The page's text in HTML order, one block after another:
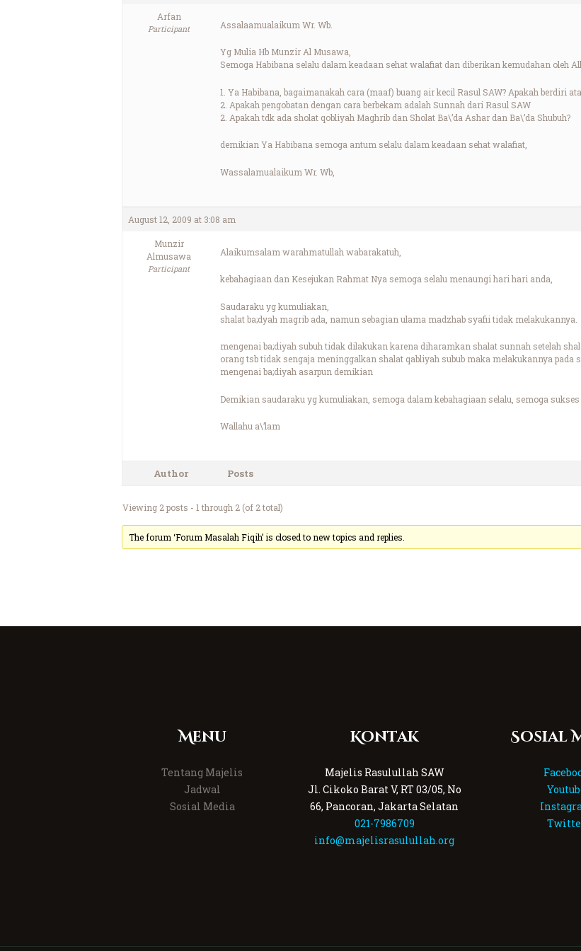
Arfan
Participant Assalaamualaikum Wr. Wb.
Yg Mulia Hb Munzir Al Musawa,
Semoga Habibana selalu dalam keadaan sehat walafiat dan diberikan kemudahan oleh
1. Ya Habibana, bagaimanakah cara (maaf) buang air kecil Rasul SAW? Apakah berdiri
2. Apakah pengobatan dengan cara berbekam adalah Sunnah dari Rasul SAW
2. Apakah tdk ada sholat qobliyah Maghrib dan Sholat Ba\’da Ashar dan Ba\’da Shubuh?
demikian Ya Habibana semoga antum selalu dalam keadaan sehat walafiat,
Wassalamualaikum Wr. Wb,
August 12, 2009 at 3:08 am
Munzir
Almusawa
Participant
Alaikumsalam warahmatullah wabarakatuh,
kebahagiaan dan Kesejukan Rahmat Nya semoga selalu menaungi hari hari anda,
Saudaraku yg kumuliakan,
shalat ba;dyah magrib ada, namun sebagian ulama madzhab syafii tidak melakukannya.
mengenai ba;diyah subuh tidak dilakukan karena diharamkan shalat sunnah setelah
orang tsb tidak sengaja meninggalkan shalat qabliyah subub maka melakukannya pada
mengenai ba;diyah asarpun demikian
Demikian saudaraku yg kumuliakan, semoga dalam kebahagiaan selalu, semoga sukses
Wallahu a\’lam
Author Posts
Viewing 2 posts - 1 through 2 (of 2 total)
The forum ‘Forum Masalah Fiqih’ is closed to new topics and replies.
Menu
Tentang Majelis
Jadwal
Sosial Media
Kontak
Majelis Rasulullah SAW
Jl. Cikoko Barat V, RT 03/05, No
66, Pancoran, Jakarta Selatan
021-7986709
info@majelisrasulullah.org
Sosial